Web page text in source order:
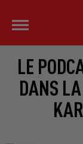
LE
DANS